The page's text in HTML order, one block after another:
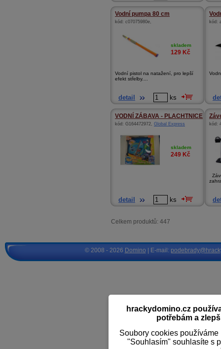
Vodní pumpa 80 cm
kód: c07075980e,
skladem
129 Kč
Vodní pistol na natažení, pro lepší
efekt střelby....
detail ks
kód:
VODNÍ ZÁBAVA - PLACHTNICE
kód: G164472972, Global Express
skladem
249 Kč
detail ks
kód:
Celkem produktů: 447
hrackydomino.cz
potřebám a
Soubory cookies
"Souhlasím" souhlasíte s
© 2008 - 2026 Domino | E-mail: